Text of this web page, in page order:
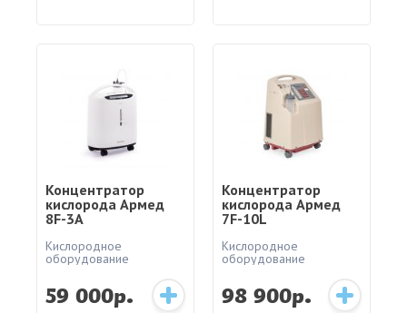
Концентратор
кислорода Армед
8F-3A
Кислородное
оборудование
59 000р.
Концентратор
кислорода Армед
7F-10L
Кислородное
оборудование
98 900р.